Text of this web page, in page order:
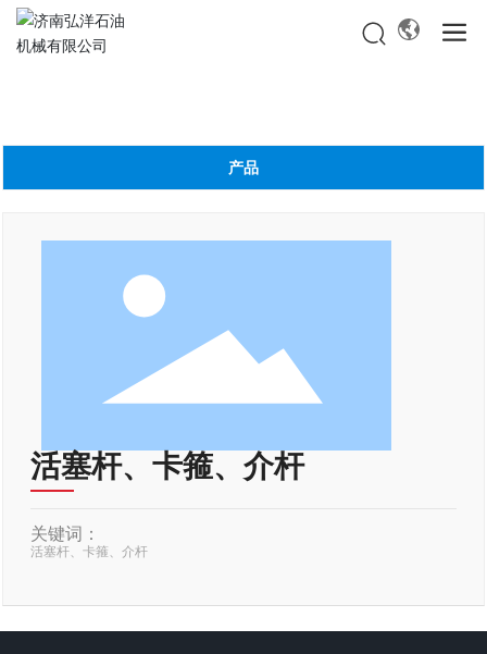
产品
活塞杆、卡箍、介杆
关键词：
活塞杆、卡箍、介杆